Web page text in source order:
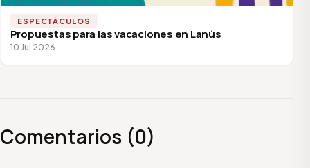
ESPECTÁCULOS
Propuestas para las vacaciones en Lanús
10 Jul 2026
Comentarios (0)